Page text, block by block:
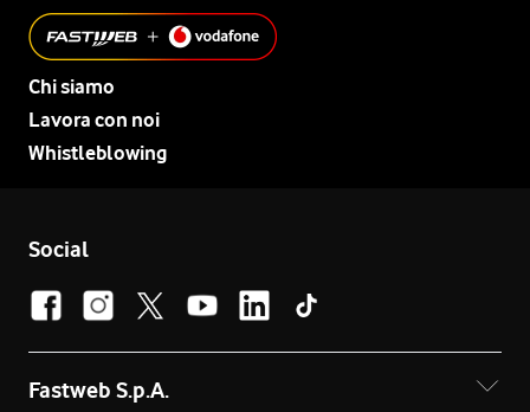
Chi siamo
Lavora con noi
Whistleblowing
Social
Fastweb S.p.A.